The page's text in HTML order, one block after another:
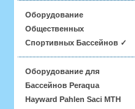
Оборудование
Общественных
Спортивных Бассейнов ✓
Оборудование для
Бассейнов Peraqua
Hayward Pahlen Saci MTH